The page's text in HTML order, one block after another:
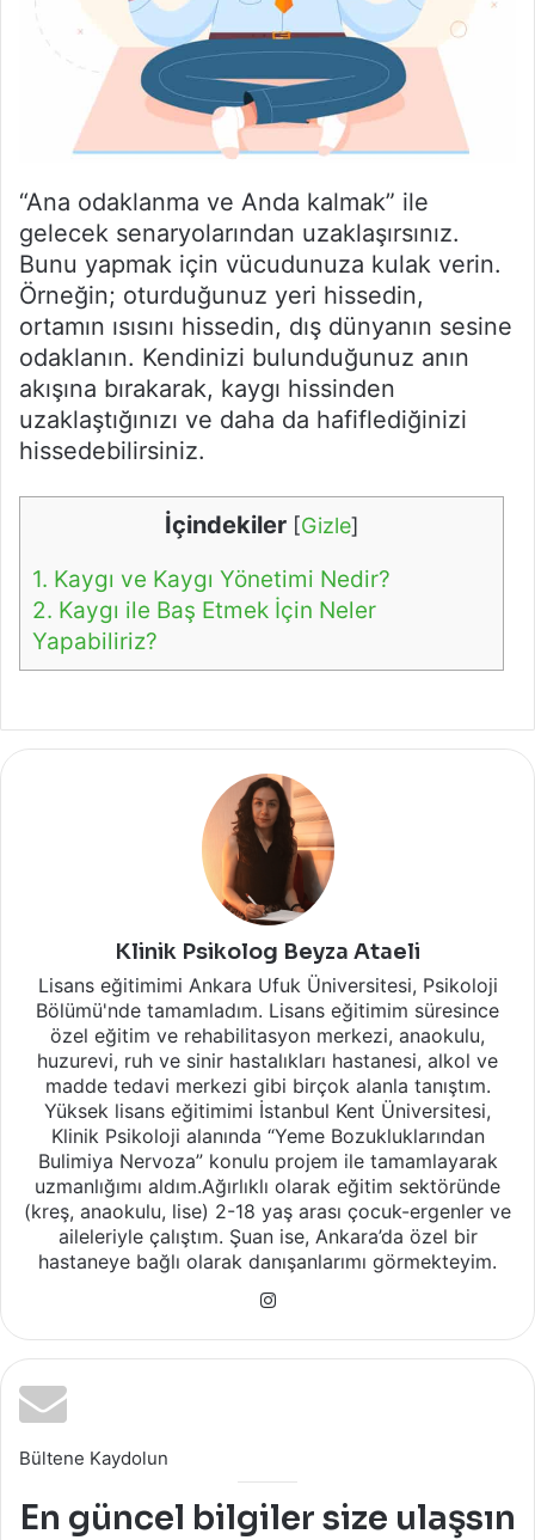
“Ana odaklanma ve Anda kalmak” ile
gelecek senaryolarından uzaklaşırsınız.
Bunu yapmak için vücudunuza kulak verin.
Örneğin; oturduğunuz yeri hissedin,
ortamın ısısını hissedin, dış dünyanın sesine
odaklanın. Kendinizi bulunduğunuz anın
akışına bırakarak, kaygı hissinden
uzaklaştığınızı ve daha da hafiflediğinizi
hissedebilirsiniz.
İçindekiler [Gizle]
1. Kaygı ve Kaygı Yönetimi Nedir?
2. Kaygı ile Baş Etmek İçin Neler
Yapabiliriz?
Klinik Psikolog Beyza Ataeli
Lisans eğitimimi Ankara Ufuk Üniversitesi, Psikoloji
Bölümü'nde tamamladım. Lisans eğitimim süresince
özel eğitim ve rehabilitasyon merkezi, anaokulu,
huzurevi, ruh ve sinir hastalıkları hastanesi, alkol ve
madde tedavi merkezi gibi birçok alanla tanıştım.
Yüksek lisans eğitimimi İstanbul Kent Üniversitesi,
Klinik Psikoloji alanında “Yeme Bozukluklarından
Bulimiya Nervoza” konulu projem ile tamamlayarak
uzmanlığımı aldım.Ağırlıklı olarak eğitim sektöründe
(kreş, anaokulu, lise) 2-18 yaş arası çocuk-ergenler ve
aileleriyle çalıştım. Şuan ise, Ankara’da özel bir
hastaneye bağlı olarak danışanlarımı görmekteyim.
Bültene Kaydolun
En güncel bilgiler size ulaşsın